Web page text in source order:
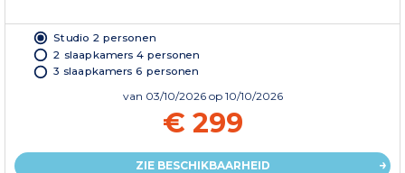
Studio 2 personen
2 slaapkamers 4 personen
3 slaapkamers 6 personen
van 03/10/2026 op 10/10/2026
€ 299
ZIE BESCHIKBAARHEID